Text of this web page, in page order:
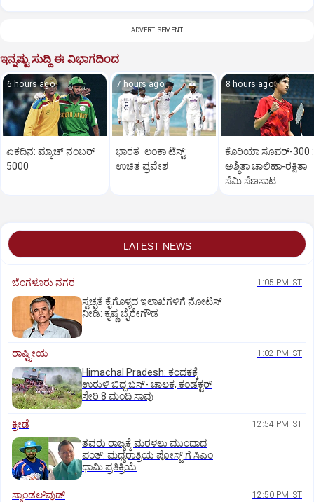
ADVERTISEMENT
ಇನ್ನಷ್ಟು ಸುದ್ದಿ ಈ ವಿಭಾಗದಿಂದ
6 hours ago
ಏಕದಿನ: ಮ್ಯಾಚ್‌ ನಂಬರ್‌
5000
7 hours ago
ಭಾರತ ಲಂಕಾ ಟೆಸ್ಟ್:
ಉಚಿತ ಪ್ರವೇಶ
8 hours ago
ಕೊರಿಯಾ ಸೂಪರ್‌-300 :
ಅಶ್ಮಿತಾ ಚಾಲಿಹಾ-ರಕ್ಷಿತಾ
ಸೆಮಿ ಸೆಣಸಾಟ
LATEST NEWS
ಬೆಂಗಳೂರು ನಗರ 1:05 PM IST
ಸ್ವಚ್ಛತೆ ಕೈಗೊಳ್ಳದ ಇಲಾಖೆಗಳಿಗೆ ನೋಟಿಸ್‌
ನೀಡಿ: ಕೃಷ್ಣ ಬೈರೇಗೌಡ
ರಾಷ್ಟ್ರೀಯ 1:02 PM IST
Himachal Pradesh: ಕಂದಕಕ್ಕೆ
ಉರುಳಿ ಬಿದ್ದ ಬಸ್-‌ ಚಾಲಕ, ಕಂಡಕ್ಟರ್‌
ಸೇರಿ 8 ಮಂದಿ ಸಾವು
ಕ್ರೀಡೆ 12:54 PM IST
ತವರು ರಾಜ್ಯಕ್ಕೆ ಮರಳಲು ಮುಂದಾದ
ಪಂತ್:‌ ಮಧ್ಯರಾತ್ರಿಯ ಪೋಸ್ಟ್‌ ಗೆ ಸಿಎಂ
ಧಾಮಿ ಪ್ರತಿಕ್ರಿಯೆ
ಸ್ಯಾಂಡಲ್‌ವುಡ್‌ 12:50 PM IST